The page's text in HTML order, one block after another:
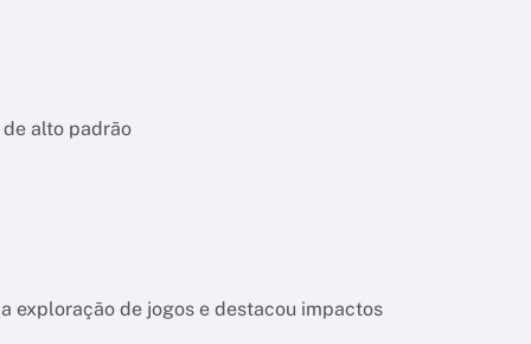
alto padrão
exploração de jogos e destacou impactos